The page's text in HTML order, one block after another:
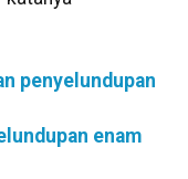
penyelundupan
enam